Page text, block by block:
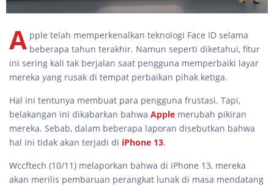
A pple telah memperkenalkan teknologi Face ID selama
beberapa tahun terakhir. Namun seperti diketahui, fitur
ini sering kali tak berjalan saat pengguna memperbaiki layar
mereka yang rusak di tempat perbaikan pihak ketiga.
Hal ini tentunya membuat para pengguna frustasi. Tapi,
belakangan ini dikabarkan bahwa Apple merubah pikiran
mereka. Sebab, dalam beberapa laporan disebutkan bahwa
hal ini tidak akan terjadi di iPhone 13.
Wccftech (10/11) melaporkan bahwa di iPhone 13, mereka
akan merilis pembaruan perangkat lunak di masa mendatang